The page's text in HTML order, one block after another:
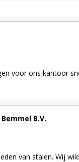
voor ons kantoor
B.V.
van stalen. Wij